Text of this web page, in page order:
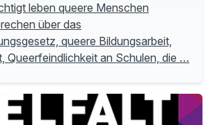
leben queere Menschen
über das
queere Bildungsarbeit,
Queerfeindlichkeit an Schulen, die …